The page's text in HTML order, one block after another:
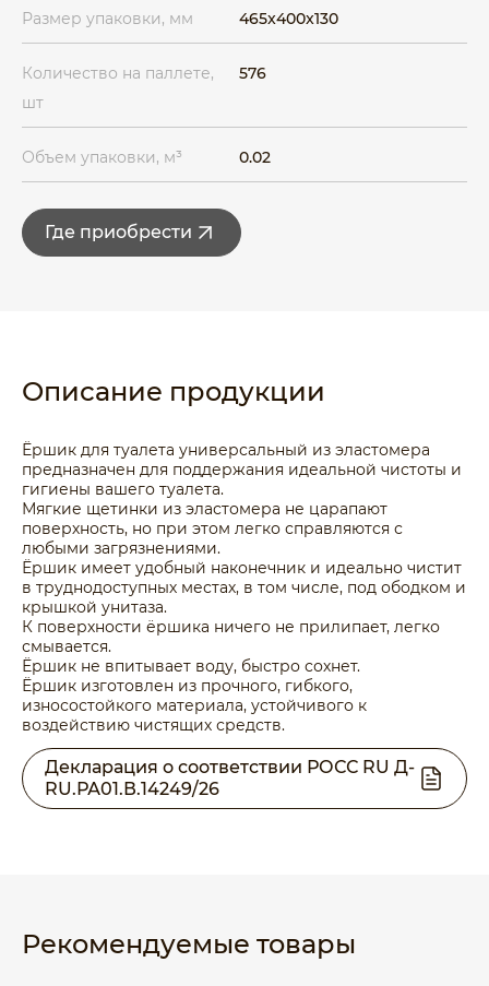
Размер упаковки, мм 465x400x130
Количество на паллете,
шт
576
Объем упаковки, м³ 0.02
Где приобрести
Описание продукции
Ёршик для туалета универсальный из эластомера
предназначен для поддержания идеальной чистоты и
гигиены вашего туалета.
Мягкие щетинки из эластомера не царапают
поверхность, но при этом легко справляются с
любыми загрязнениями.
Ёршик имеет удобный наконечник и идеально чистит
в труднодоступных местах, в том числе, под ободком и
крышкой унитаза.
К поверхности ёршика ничего не прилипает, легко
смывается.
Ёршик не впитывает воду, быстро сохнет.
Ёршик изготовлен из прочного, гибкого,
износостойкого материала, устойчивого к
воздействию чистящих средств.
Декларация о соответствии РОСС RU Д-
RU.РА01.В.14249/26
Рекомендуемые товары